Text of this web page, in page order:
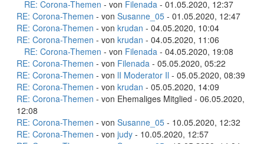
RE: Corona-Themen - von Filenada - 01.05.2020, 12:37
RE: Corona-Themen - von Susanne_05 - 01.05.2020, 12:47
RE: Corona-Themen - von krudan - 04.05.2020, 10:04
RE: Corona-Themen - von krudan - 04.05.2020, 11:06
RE: Corona-Themen - von Filenada - 04.05.2020, 19:08
RE: Corona-Themen - von Filenada - 05.05.2020, 05:22
RE: Corona-Themen - von lI Moderator Il - 05.05.2020, 08:39
RE: Corona-Themen - von krudan - 05.05.2020, 14:09
RE: Corona-Themen - von Ehemaliges Mitglied - 06.05.2020,
12:08
RE: Corona-Themen - von Susanne_05 - 10.05.2020, 12:32
RE: Corona-Themen - von judy - 10.05.2020, 12:57